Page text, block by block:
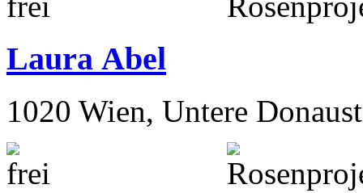
Laura Abel
1020 Wien, Untere